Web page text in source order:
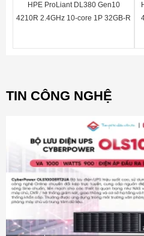
HPE ProLiant DL380 Gen10
4210R 2.4GHz 10-core 1P 32GB-R
TIN CÔNG NGHỆ